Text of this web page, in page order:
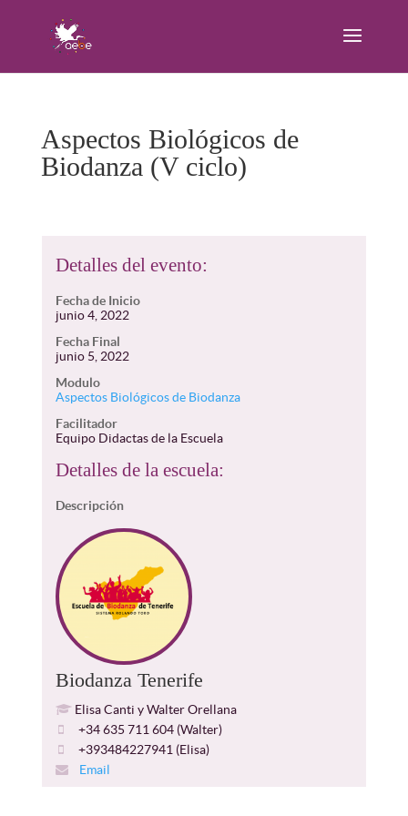
Aspectos Biológicos de
Biodanza (V ciclo)
Detalles del evento:
Fecha de Inicio
junio 4, 2022
Fecha Final
junio 5, 2022
Modulo
Aspectos Biológicos de Biodanza
Facilitador
Equipo Didactas de la Escuela
Detalles de la escuela:
Descripción
Biodanza Tenerife
Elisa Canti y Walter Orellana
+34 635 711 604 (Walter)
+393484227941 (Elisa)
Email